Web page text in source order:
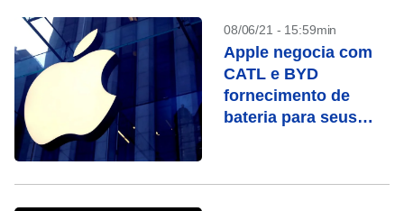
08/06/21 - 15:59min
Apple negocia com
CATL e BYD
fornecimento de
bateria para seus